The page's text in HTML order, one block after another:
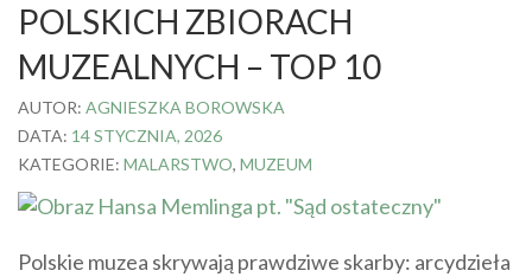
POLSKICH ZBIORACH
MUZEALNYCH – TOP 10
AUTOR: AGNIESZKA BOROWSKA
DATA: 14 STYCZNIA, 2026
KATEGORIE: MALARSTWO, MUZEUM
Polskie muzea skrywają prawdziwe skarby: arcydzieła